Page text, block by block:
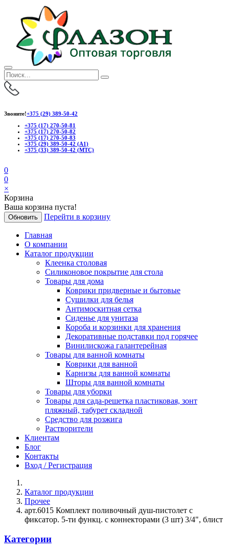
Звоните!+375 (29) 389-50-42
+375 (17) 270-50-81
+375 (17) 270-50-82
+375 (17) 270-50-83
+375 (29) 389-50-42 (А1)
+375 (33) 389-50-42 (МТС)
0
0
×
Корзина
Ваша корзина пуста!
Обновить Перейти в корзину
Главная
О компании
Каталог продукции
Клеенка столовая
Силиконовое покрытие для стола
Товары для дома
Коврики придверные и бытовые
Сушилки для белья
Антимоскитная сетка
Сиденье для унитаза
Короба и корзинки для хранения
Декоративные подставки под горячее
Винилискожа галантерейная
Товары для ванной комнаты
Коврики для ванной
Карнизы для ванной комнаты
Шторы для ванной комнаты
Товары для уборки
Товары для сада-решетка пластиковая, зонт
пляжный, табурет складной
Средство для розжига
Растворители
Клиентам
Блог
Контакты
Вход / Регистрация
Каталог продукции
Прочее
арт.6015 Комплект поливочный душ-пистолет с
фиксатор. 5-ти функц. с коннекторами (3 шт) 3/4", блист
Категории